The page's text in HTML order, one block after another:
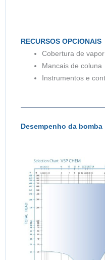
RECURSOS OPCIONAIS
Cobertura de vapor
Mancais de coluna
Instrumentos e
Desempenho da bomba